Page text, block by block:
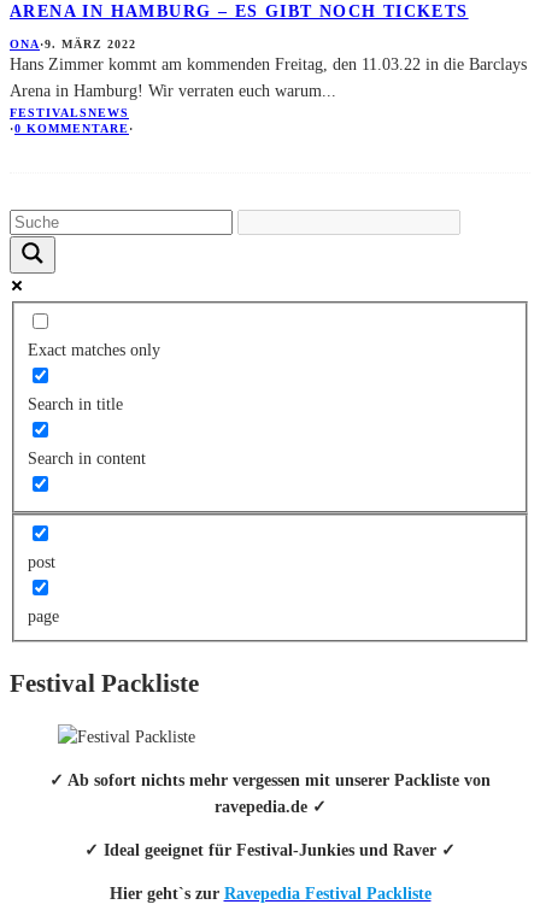
ARENA IN HAMBURG – ES GIBT NOCH TICKETS
ONA·9. MÄRZ 2022
Hans Zimmer kommt am kommenden Freitag, den 11.03.22 in die Barclays
Arena in Hamburg! Wir verraten euch warum...
FESTIVALSNEWS
·0 KOMMENTARE·
Exact matches only
Search in title
Search in content
post
page
Festival Packliste
✓ Ab sofort nichts mehr vergessen mit unserer Packliste von
ravepedia.de ✓
✓ Ideal geeignet für Festival-Junkies und Raver ✓
Hier geht`s zur Ravepedia Festival Packliste